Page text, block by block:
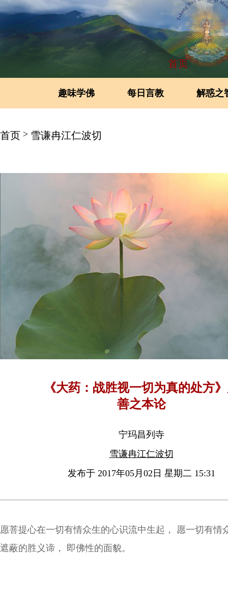
首页
趣味学佛 每日言教 解惑之
首页 > 雪谦冉江仁波切
《大药：战胜视一切为真的处方
善之本论
宁玛昌列寺
雪谦冉江仁波切
发布于 2017年05月02日 星期二 15:31
愿菩提心在一切有情众生的心识流中生起， 愿一切有情
遮蔽的胜义谛， 即佛性的面貌。